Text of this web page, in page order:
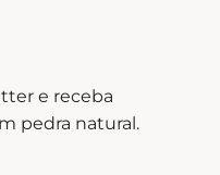
e receba
pedra natural.